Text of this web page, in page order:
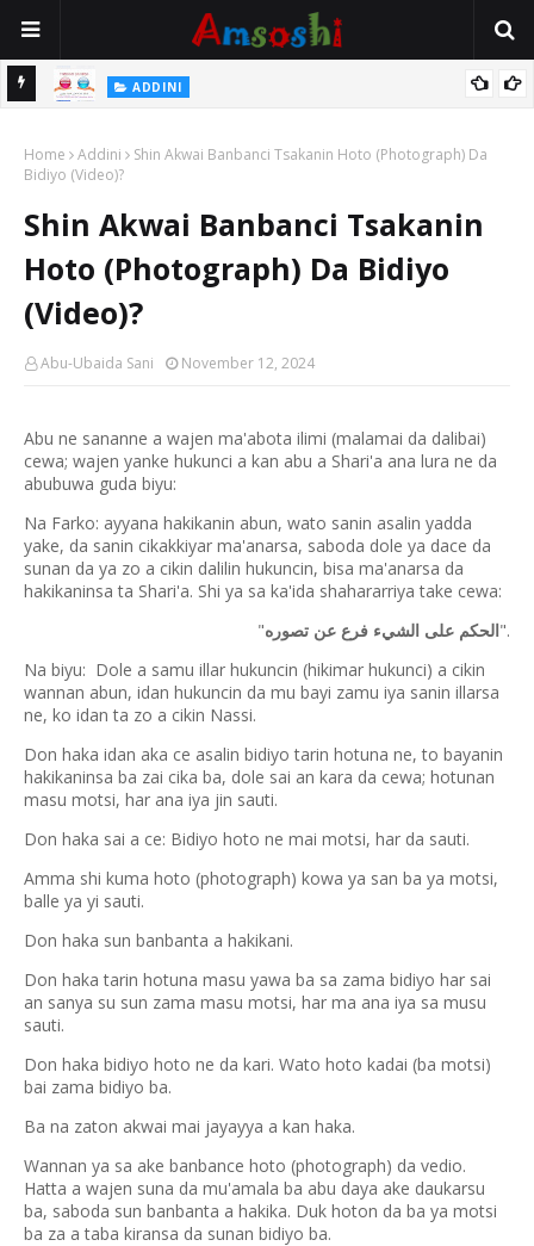
ADDINI
Home Addini
Shin Akwai Banbanci Tsakanin Hoto (Photograph) Da
Bidiyo (Video)?
Shin Akwai Banbanci Tsakanin
Hoto (Photograph) Da Bidiyo
(Video)?
Abu-Ubaida Sani November 12, 2024
Abu ne sananne a wajen ma'abota ilimi (malamai da dalibai)
cewa; wajen yanke hukunci a kan abu a Shari'a ana lura ne da
abubuwa guda biyu:
Na Farko: ayyana hakikanin abun, wato sanin asalin yadda
yake, da sanin cikakkiyar ma'anarsa, saboda dole ya dace da
sunan da ya zo a cikin dalilin hukuncin, bisa ma'anarsa da
hakikaninsa ta Shari'a. Shi ya sa ka'ida shahararriya take cewa:
"الحكم على الشيء فرع عن تصوره ".
Na biyu: Dole a samu illar hukuncin (hikimar hukunci) a cikin
wannan abun, idan hukuncin da mu bayi zamu iya sanin illarsa
ne, ko idan ta zo a cikin Nassi.
Don haka idan aka ce asalin bidiyo tarin hotuna ne, to bayanin
hakikaninsa ba zai cika ba, dole sai an kara da cewa; hotunan
masu motsi, har ana iya jin sauti.
Don haka sai a ce: Bidiyo hoto ne mai motsi, har da sauti.
Amma shi kuma hoto (photograph) kowa ya san ba ya motsi,
balle ya yi sauti.
Don haka sun banbanta a hakikani.
Don haka tarin hotuna masu yawa ba sa zama bidiyo har sai
an sanya su sun zama masu motsi, har ma ana iya sa musu
sauti.
Don haka bidiyo hoto ne da kari. Wato hoto kadai (ba motsi)
bai zama bidiyo ba.
Ba na zaton akwai mai jayayya a kan haka.
Wannan ya sa ake banbance hoto (photograph) da vedio.
Hatta a wajen suna da mu'amala ba abu daya ake daukarsu
ba, saboda sun banbanta a hakika. Duk hoton da ba ya motsi
ba za a taba kiransa da sunan bidiyo ba.